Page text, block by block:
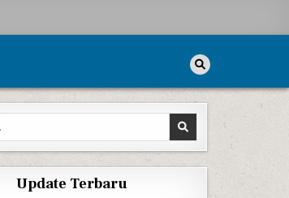
Update Terbaru